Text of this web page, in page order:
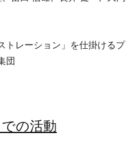
トレーション」を仕掛けるプ
団
の活動